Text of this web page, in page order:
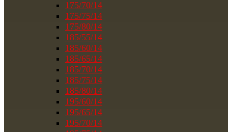
175/70/14
175/75/14
175/80/14
185/55/14
185/60/14
185/65/14
185/70/14
185/75/14
185/80/14
195/60/14
195/65/14
195/70/14